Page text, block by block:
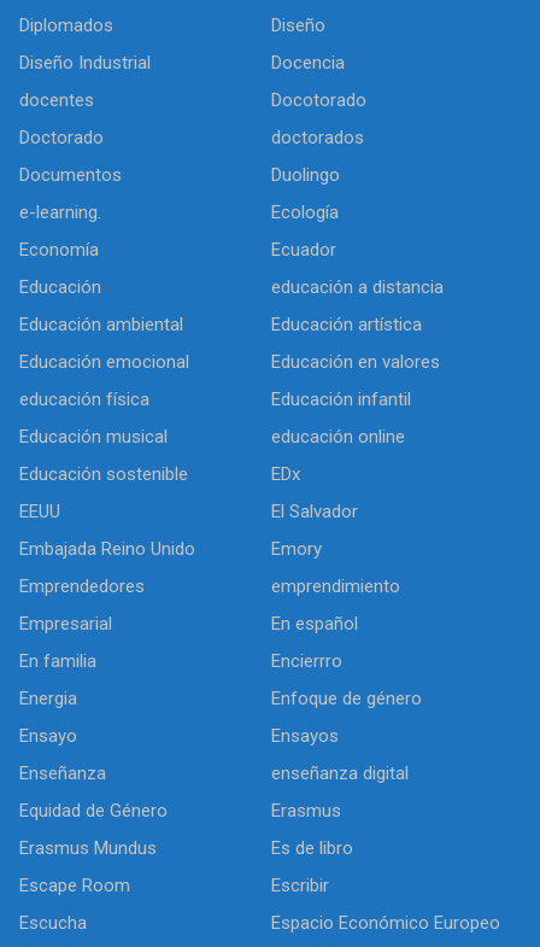
Diplomados
Diseño
Diseño Industrial
Docencia
docentes
Docotorado
Doctorado
doctorados
Documentos
Duolingo
e-learning.
Ecología
Economía
Ecuador
Educación
educación a distancia
Educación ambiental
Educación artística
Educación emocional
Educación en valores
educación física
Educación infantil
Educación musical
educación online
Educación sostenible
EDx
EEUU
El Salvador
Embajada Reino Unido
Emory
Emprendedores
emprendimiento
Empresarial
En español
En familia
Encierrro
Energia
Enfoque de género
Ensayo
Ensayos
Enseñanza
enseñanza digital
Equidad de Género
Erasmus
Erasmus Mundus
Es de libro
Escape Room
Escribir
Escucha
Espacio Económico Europeo